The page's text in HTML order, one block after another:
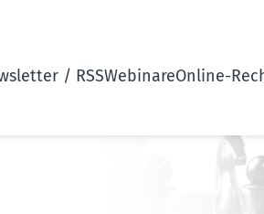
/ RSSWebinareOnline-